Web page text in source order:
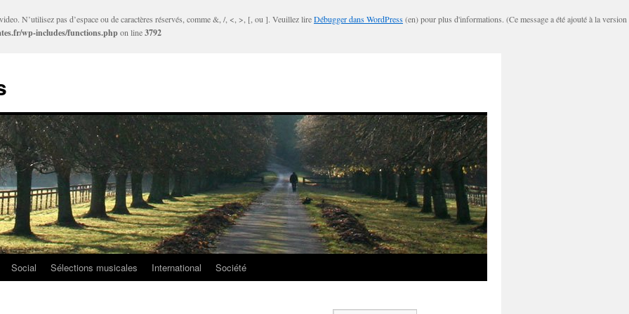
N’utilisez pas d’espace ou de caractères réservés, comme &, /, <, >, [, ou ]. Veuillez lireDébugger dans WordPress(en) pour plus d'informations. (Ce message a été ajouté à la version
wp-includes/functions.phpon line3792
Social Sélections musicales International Société